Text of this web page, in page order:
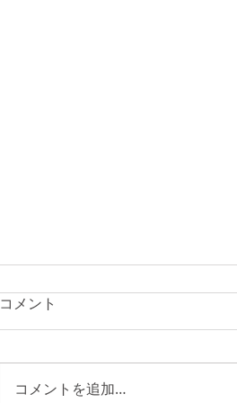
サステナビリティ、気候変動
ていました。今年紹介されていた
コメント
コメントを追加…